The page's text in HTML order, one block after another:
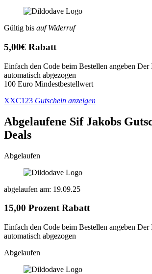
Gültig bis auf Widerruf
5,00€ Rabatt
Einfach den Code beim Bestellen angeben Der
automatisch abgezogen
100 Euro Mindestbestellwert
XXC123 Gutschein anzeigen
Abgelaufene Sif Jakobs
Deals
Abgelaufen
abgelaufen am: 19.09.25
15,00 Prozent Rabatt
Einfach den Code beim Bestellen angeben Der
automatisch abgezogen
Abgelaufen